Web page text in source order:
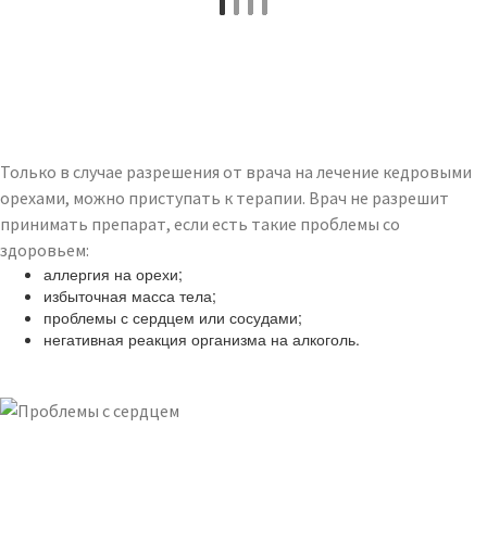
Только в случае разрешения от врача на лечение кедровыми
орехами, можно приступать к терапии. Врач не разрешит
принимать препарат, если есть такие проблемы со
здоровьем:
аллергия на орехи;
избыточная масса тела;
проблемы с сердцем или сосудами;
негативная реакция организма на алкоголь.